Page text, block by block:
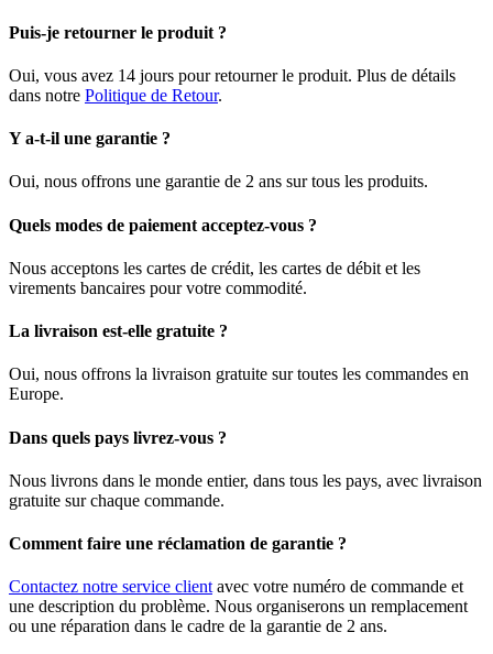
Puis-je retourner le produit ?
Oui, vous avez 14 jours pour retourner le produit. Plus de détails
dans notre Politique de Retour.
Y a-t-il une garantie ?
Oui, nous offrons une garantie de 2 ans sur tous les produits.
Quels modes de paiement acceptez-vous ?
Nous acceptons les cartes de crédit, les cartes de débit et les
virements bancaires pour votre commodité.
La livraison est-elle gratuite ?
Oui, nous offrons la livraison gratuite sur toutes les commandes en
Europe.
Dans quels pays livrez-vous ?
Nous livrons dans le monde entier, dans tous les pays, avec livraison
gratuite sur chaque commande.
Comment faire une réclamation de garantie ?
Contactez notre service clientavec votre numéro de commande et
une description du problème. Nous organiserons un remplacement
ou une réparation dans le cadre de la garantie de 2 ans.